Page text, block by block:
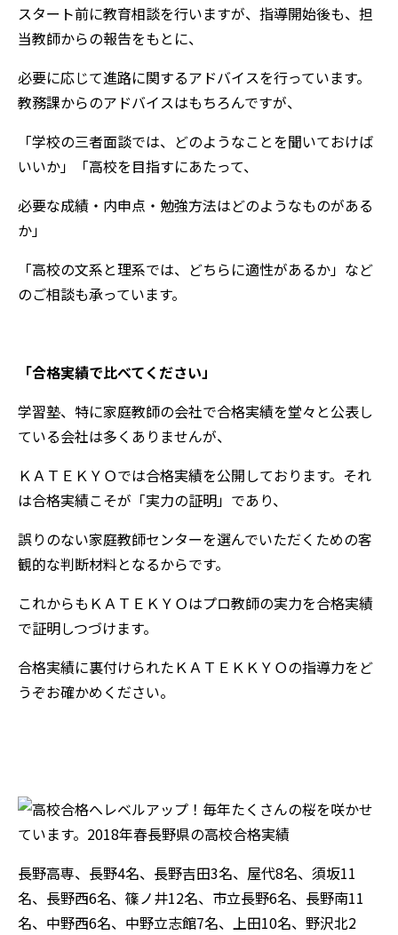
スタート前に教育相談を行いますが、指導開始後も、担
当教師からの報告をもとに、
必要に応じて進路に関するアドバイスを行っています。
教務課からのアドバイスはもちろんですが、
「学校の三者面談では、どのようなことを聞いておけば
いいか」「高校を目指すにあたって、
必要な成績・内申点・勉強方法はどのようなものがある
か」
「高校の文系と理系では、どちらに適性があるか」など
のご相談も承っています。
「合格実績で比べてください」
学習塾、特に家庭教師の会社で合格実績を堂々と公表し
ている会社は多くありませんが、
ＫＡＴＥＫＹＯでは合格実績を公開しております。それ
は合格実績こそが「実力の証明」であり、
誤りのない家庭教師センターを選んでいただくための客
観的な判断材料となるからです。
これからもＫＡＴＥＫＹＯはプロ教師の実力を合格実績
で証明しつづけます。
合格実績に裏付けられたＫＡＴＥＫＫＹＯの指導力をど
うぞお確かめください。
長野高専、長野4名、長野吉田3名、屋代8名、須坂11
名、長野西6名、篠ノ井12名、市立長野6名、長野南11
名、中野西6名、中野立志館7名、上田10名、野沢北2